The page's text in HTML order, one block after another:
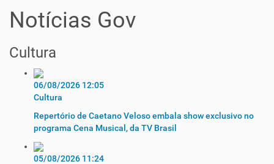
Notícias Gov
Cultura
06/08/2026 12:05
Cultura
Repertório de Caetano Veloso embala show exclusivo no
programa Cena Musical, da TV Brasil
05/08/2026 11:24